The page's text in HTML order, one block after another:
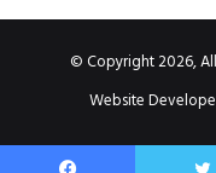
© Copyright 2026,
Website